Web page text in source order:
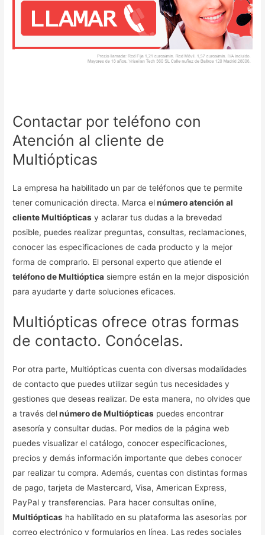
Contactar por teléfono con
Atención al cliente de
Multiópticas
La empresa ha habilitado un par de teléfonos que te permite
tener comunicación directa. Marca elnúmero atención al
cliente Multiópticas y aclarar tus dudas a la brevedad
posible, puedes realizar preguntas, consultas, reclamaciones,
conocer las especificaciones de cada producto y la mejor
forma de comprarlo. El personal experto que atiende el
teléfono de Multióptica siempre están en la mejor disposición
para ayudarte y darte soluciones eficaces.
Multiópticas ofrece otras formas
de contacto. Conócelas.
Por otra parte, Multiópticas cuenta con diversas modalidades
de contacto que puedes utilizar según tus necesidades y
gestiones que deseas realizar. De esta manera, no olvides que
a través delnúmero de Multiópticas puedes encontrar
asesoría y consultar dudas. Por medios de la página web
puedes visualizar el catálogo, conocer especificaciones,
precios y demás información importante que debes conocer
par realizar tu compra. Además, cuentas con distintas formas
de pago, tarjeta de Mastercard, Visa, American Express,
PayPal y transferencias. Para hacer consultas online,
Multiópticas ha habilitado en su plataforma las asesorías por
correo electrónico y formularios en línea. Las redes sociales